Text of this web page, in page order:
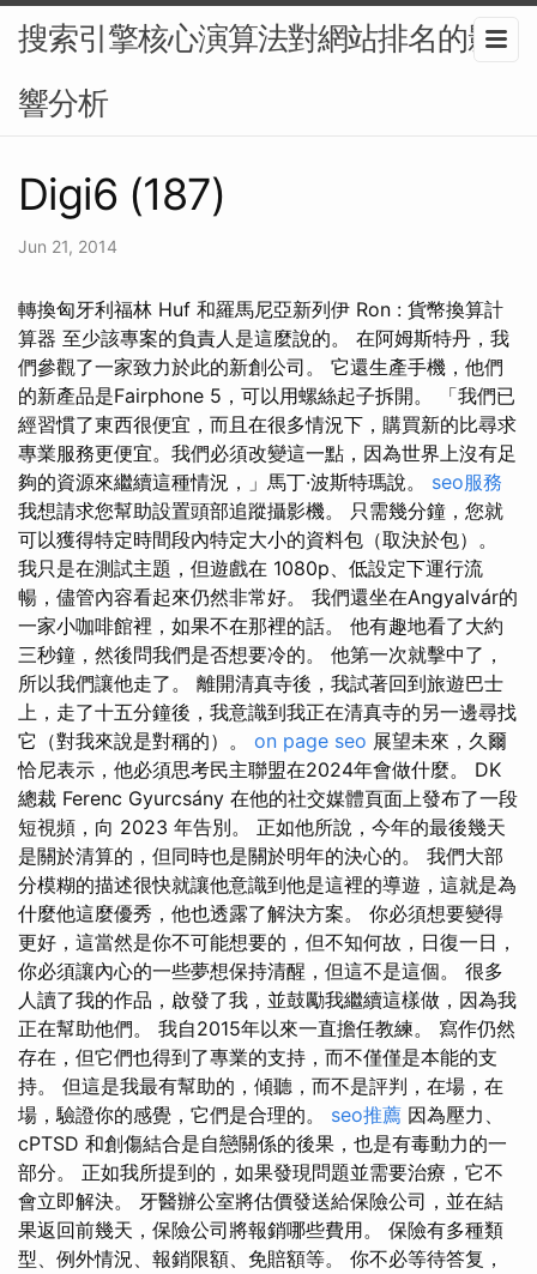
搜索引擎核心演算法對網站排名的影
響分析
Digi6 (187)
Jun 21, 2014
轉換匈牙利福林 Huf 和羅馬尼亞新列伊 Ron : 貨幣換算計
算器 至少該專案的負責人是這麼說的。 在阿姆斯特丹，我
們參觀了一家致力於此的新創公司。 它還生產手機，他們
的新產品是Fairphone 5，可以用螺絲起子拆開。 「我們已
經習慣了東西很便宜，而且在很多情況下，購買新的比尋求
專業服務更便宜。我們必須改變這一點，因為世界上沒有足
夠的資源來繼續這種情況，」馬丁·波斯特瑪說。 seo服務
我想請求您幫助設置頭部追蹤攝影機。 只需幾分鐘，您就
可以獲得特定時間段內特定大小的資料包（取決於包）。
我只是在測試主題，但遊戲在 1080p、低設定下運行流
暢，儘管內容看起來仍然非常好。 我們還坐在Angyalvár的
一家小咖啡館裡，如果不在那裡的話。 他有趣地看了大約
三秒鐘，然後問我們是否想要冷的。 他第一次就擊中了，
所以我們讓他走了。 離開清真寺後，我試著回到旅遊巴士
上，走了十五分鐘後，我意識到我正在清真寺的另一邊尋找
它（對我來說是對稱的）。 on page seo 展望未來，久爾
恰尼表示，他必須思考民主聯盟在2024年會做什麼。 DK
總裁 Ferenc Gyurcsány 在他的社交媒體頁面上發布了一段
短視頻，向 2023 年告別。 正如他所說，今年的最後幾天
是關於清算的，但同時也是關於明年的決心的。 我們大部
分模糊的描述很快就讓他意識到他是這裡的導遊，這就是為
什麼他這麼優秀，他也透露了解決方案。 你必須想要變得
更好，這當然是你不可能想要的，但不知何故，日復一日，
你必須讓內心的一些夢想保持清醒，但這不是這個。 很多
人讀了我的作品，啟發了我，並鼓勵我繼續這樣做，因為我
正在幫助他們。 我自2015年以來一直擔任教練。 寫作仍然
存在，但它們也得到了專業的支持，而不僅僅是本能的支
持。 但這是我最有幫助的，傾聽，而不是評判，在場，在
場，驗證你的感覺，它們是合理的。 seo推薦 因為壓力、
cPTSD 和創傷結合是自戀關係的後果，也是有毒動力的一
部分。 正如我所提到的，如果發現問題並需要治療，它不
會立即解決。 牙醫辦公室將估價發送給保險公司，並在結
果返回前幾天，保險公司將報銷哪些費用。 保險有多種類
型、例外情況、報銷限額、免賠額等。 你不必等待答复，